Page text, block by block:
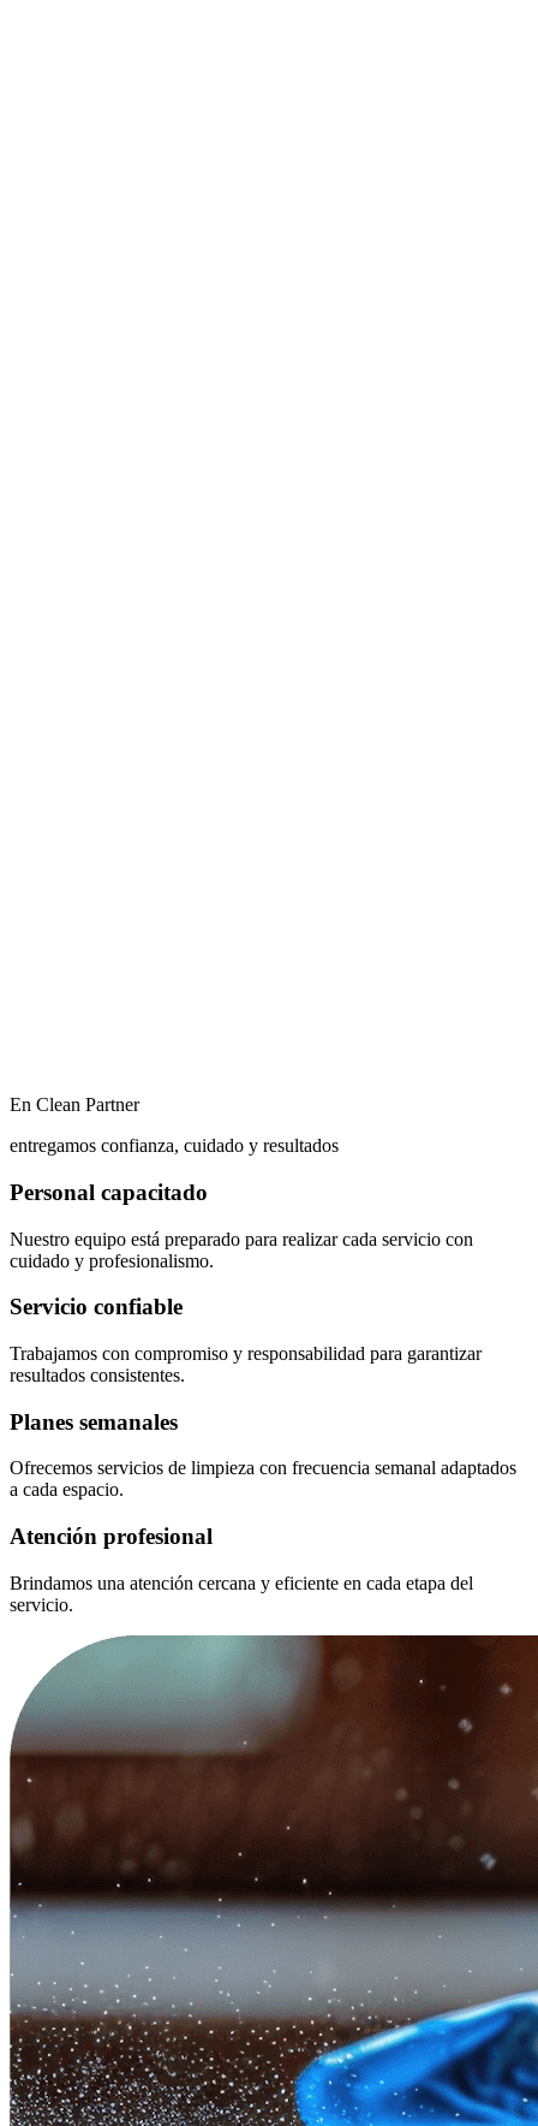
En Clean Partner
entregamos confianza, cuidado y resultados
Personal capacitado
Nuestro equipo está preparado para realizar cada servicio con
cuidado y profesionalismo.
Servicio confiable
Trabajamos con compromiso y responsabilidad para garantizar
resultados consistentes.
Planes semanales
Ofrecemos servicios de limpieza con frecuencia semanal adaptados
a cada espacio.
Atención profesional
Brindamos una atención cercana y eficiente en cada etapa del
servicio.